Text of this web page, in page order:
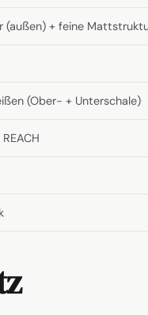
(außen) + feine
(Ober- + Unterschale)